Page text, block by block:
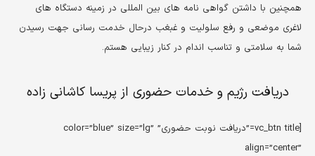
همچنین با داشتن گواهی نامه های بین المللی در زمینه دستگاه های
لاغری موضعی و رفع سلولیت و غبغب درحال خدمت رسانی جهت رسیدن
شما به سلامتی و تناسب اندام در کنار زیبایی هستم.
دریافت رژیم و خدمات حضوری از پریسا کاشانی زاده
[vc_btn title=”دریافت نوبت حضوری” color=”blue” size=”lg”
align=”center”